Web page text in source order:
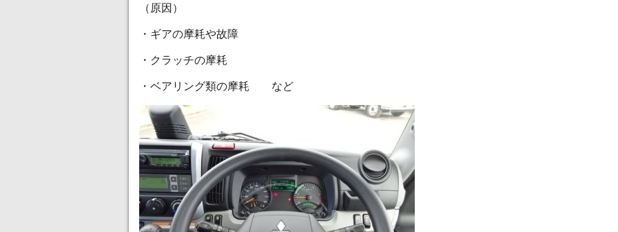
（原因）
・ギアの摩耗や故障
・クラッチの摩耗
・ベアリング類の摩耗 など